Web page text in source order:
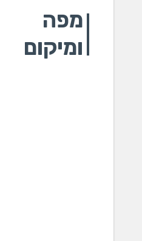
מפה
ומיקום